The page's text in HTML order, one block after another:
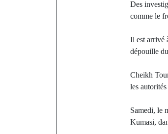
Des
comme le
Il est arrivé
dépouille
Cheikh
les
Samedi, le
Kumasi,